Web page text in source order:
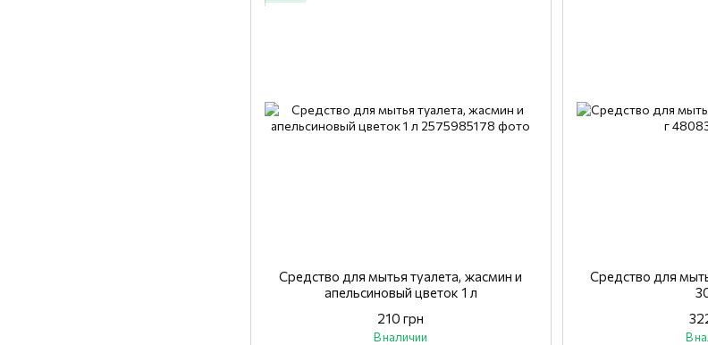
Средство для мытья туалета, жасмин и
апельсиновый цветок 1 л
210 грн
В наличии
Средство для
В